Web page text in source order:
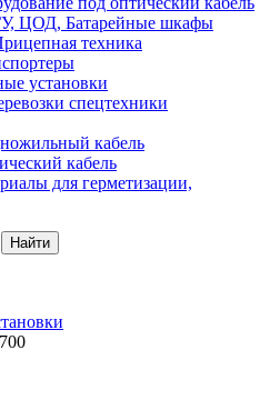
ЦОД, Батарейные шкафы
техника
установки
спецтехники
кабель
кабель
для герметизации,